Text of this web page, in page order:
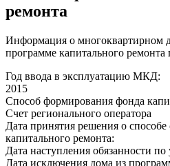
ремонта
Информация о многоквартирном
программе капитального
Год ввода в эксплуатацию МКД:
2015
Способ формирования фонда
Счет регионального оператора
Дата принятия решения о
капитального ремонта:
Дата наступления обязанности по
Дата исключения дома из